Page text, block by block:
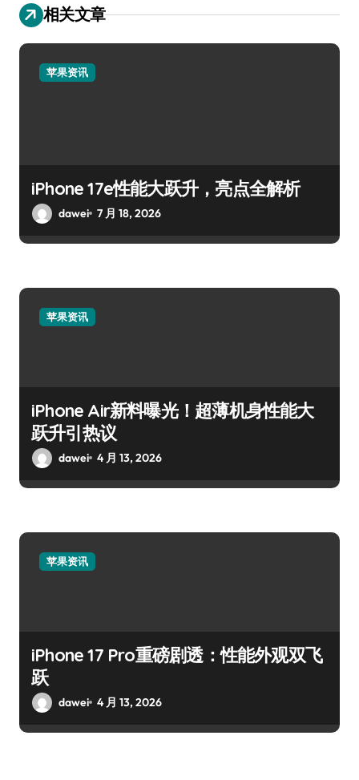
相关文章
苹果资讯
iPhone 17e性能大跃升，亮点全解析
dawei 7 月 18, 2026
苹果资讯
iPhone Air新料曝光！超薄机身性能大
跃升引热议
dawei 4 月 13, 2026
苹果资讯
iPhone 17 Pro重磅剧透：性能外观双飞
跃
dawei 4 月 13, 2026